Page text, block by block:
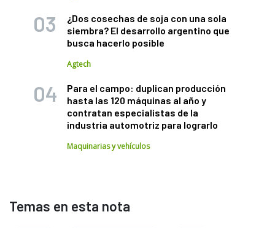
¿Dos cosechas de soja con una sola
siembra? El desarrollo argentino que
busca hacerlo posible
Agtech
Para el campo: duplican producción
hasta las 120 máquinas al año y
contratan especialistas de la
industria automotriz para lograrlo
Maquinarias y vehículos
Temas en esta nota